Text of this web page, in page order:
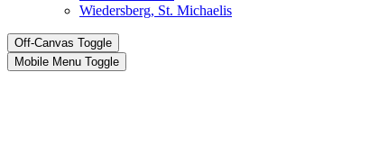
Wiedersberg, St. Michaelis
Off-Canvas Toggle
Mobile Menu Toggle